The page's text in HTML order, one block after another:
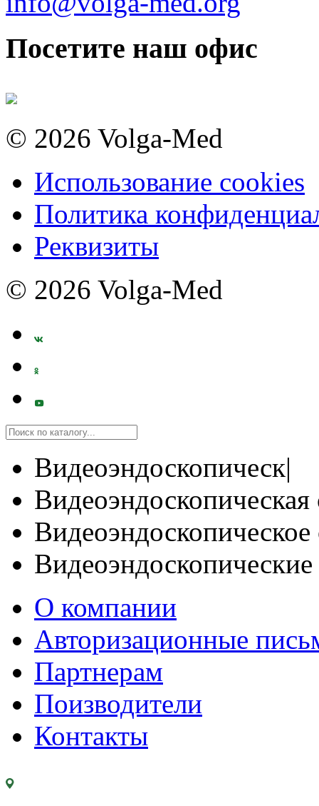
Посетите наш офис
© 2026 Volga-Med
Использование cookies
Политика
Реквизиты
© 2026 Volga-Med
Видеоэндоскопическ|
Видеоэндоскопическая
О компании
Авторизационные
Партнерам
Поизводители
Контакты